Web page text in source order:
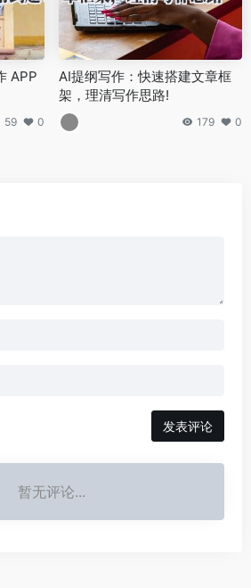
APP
59 0
AI提纲写作：快速搭建文章框
架，理清写作思路!
179 0
发表评论
暂无评论...